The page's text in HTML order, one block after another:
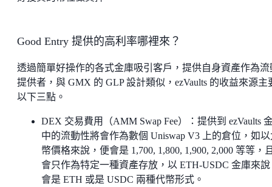
Good Entry 提供的高利率哪裡來？
透過簡單好操作的各式金庫吸引客戶，提供自身資產作為流
提供者，與 GMX 的 GLP 設計類似，ezVaults 的收益來源主
以下三點。
DEX 交易費用（AMM Swap Fee）：提供到 ezVaults
中的流動性將會作為數個 Uniswap V3 上的倉位，如
幣價格來說，便會是 1,700, 1,800, 1,900, 2,000 等等，
會只作為特定一種資產存放，以 ETH-USDC 金庫來說
會是 ETH 或是 USDC 兩種代幣形式。